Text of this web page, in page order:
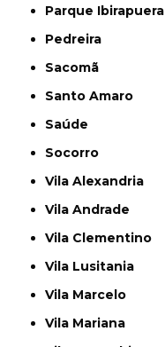
Parque Ibirapuera
Pedreira
Sacomã
Santo Amaro
Saúde
Socorro
Vila Alexandria
Vila Andrade
Vila Clementino
Vila Lusitania
Vila Marcelo
Vila Mariana